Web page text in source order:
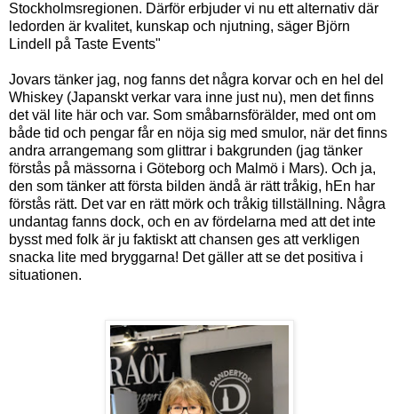
Stockholmsregionen. Därför erbjuder vi nu ett alternativ där
ledorden är kvalitet, kunskap och njutning, säger Björn
Lindell på Taste Events"
Jovars tänker jag, nog fanns det några korvar och en hel del
Whiskey (Japanskt verkar vara inne just nu), men det finns
det väl lite här och var. Som småbarnsförälder, med ont om
både tid och pengar får en nöja sig med smulor, när det finns
andra arrangemang som glittrar i bakgrunden (jag tänker
förstås på mässorna i Göteborg och Malmö i Mars). Och ja,
den som tänker att första bilden ändå är rätt tråkig, hEn har
förstås rätt. Det var en rätt mörk och tråkig tillställning. Några
undantag fanns dock, och en av fördelarna med att det inte
bysst med folk är ju faktiskt att chansen ges att verkligen
snacka lite med bryggarna! Det gäller att se det positiva i
situationen.